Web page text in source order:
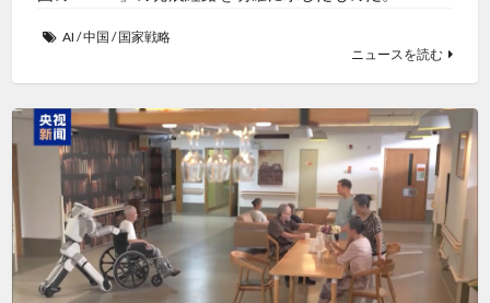
AI /中国 /国家戦略
ニュースを読む